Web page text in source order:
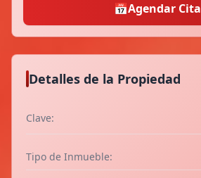
📅Agendar Cita
Detalles de la Propiedad
Clave:
Tipo de Inmueble: